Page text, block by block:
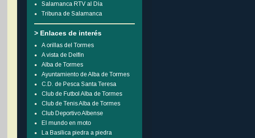
Salamanca RTV al Día
Tribuna de Salamanca
> Enlaces de interés
A orillas del Tormes
A vista de Delfín
Alba de Tormes
Ayuntamiento de Alba de Tormes
C.D. de Pesca Santa Teresa
Club de Futbol Alba de Tormes
Club de Tenis Alba de Tormes
Club Deportivo Albense
El mundo en moto
La Basílica piedra a piedra